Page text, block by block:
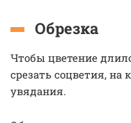
Обрезка
Чтобы цветение
срезать соцветия,
увядания.